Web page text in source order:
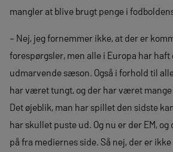
mangler at blive brugt penge i
– Nej, jeg fornemmer ikke, at der er
forespørgsler, men alle i Europa har haft
udmarvende sæson. Også i forhold til
har været tungt, og der har været
Det øjeblik, man har spillet den sidste
har skullet puste ud. Og nu er der EM,
på fra mediernes side. Så nej, der er